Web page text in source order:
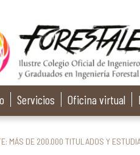
Servicios Oficina virtual
MÁS DE 200.000 TITULADOS Y